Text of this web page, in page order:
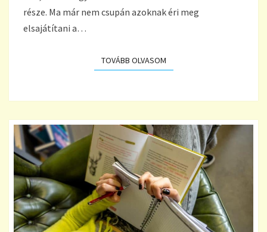
része. Ma már nem csupán azoknak éri meg
elsajátítani a…
TOVÁBB OLVASOMTOVÁBB OLVASOM